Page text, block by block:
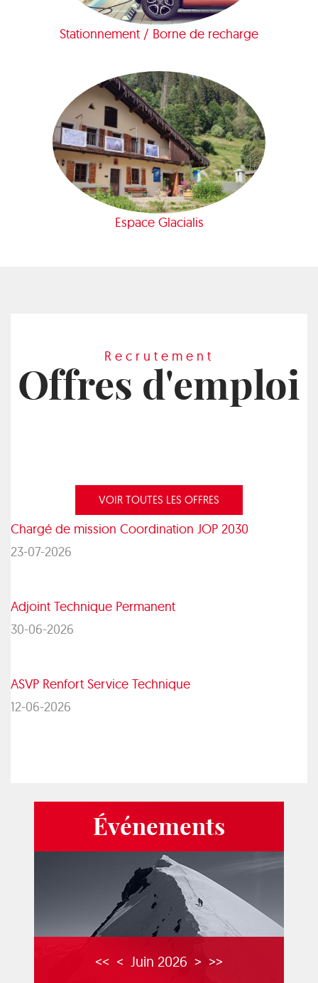
Stationnement / Borne de recharge
Espace Glacialis
Recrutement
Offres d'emploi
VOIR TOUTES LES OFFRES
Chargé de mission Coordination JOP 2030
23-07-2026
Adjoint Technique Permanent
30-06-2026
ASVP Renfort Service Technique
12-06-2026
Événements
<< < Juin 2026 > >>